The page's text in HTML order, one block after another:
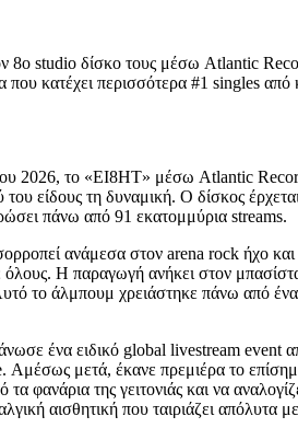
studio δίσκο τους μέσω Atlantic
κατέχει περισσότερα #1 singles
το «EI8HT» μέσω Atlantic
του είδους τη δυναμική. Ο δίσκος
πάνω από 91 εκατομμύρια streams.
ανάμεσα στον arena rock ήχο και
Η παραγωγή ανήκει στον
το άλμπουμ χρειάστηκε πάνω από
ένα ειδικό global livestream
Αμέσως μετά, έκανε πρεμιέρα το
φανάρια της γειτονιάς και να
αισθητική που ταιριάζει